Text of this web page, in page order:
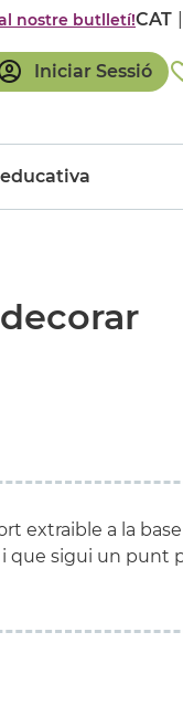
Iniciar Sessió
nostre butlletí!CAT
extraible a la
que sigui un punt